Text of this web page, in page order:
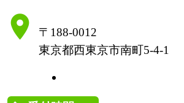
〒188-0012
東京都西東京市南町5-4-1